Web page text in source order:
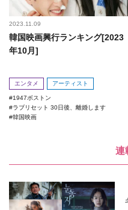
2023.11.09
韓国映画興行ランキング[2023
年10月]
エンタメ アーティスト
1947ボストン
ラブリセット 30日後、離婚します
韓国映画
連